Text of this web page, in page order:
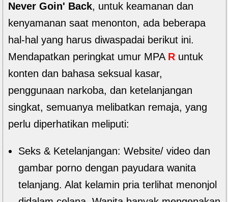
Never Goin' Back, untuk keamanan dan
kenyamanan saat menonton, ada beberapa
hal-hal yang harus diwaspadai berikut ini.
Mendapatkan peringkat umur MPA R untuk
konten dan bahasa seksual kasar,
penggunaan narkoba, dan ketelanjangan
singkat, semuanya melibatkan remaja, yang
perlu diperhatikan meliputi:
Seks & Ketelanjangan: Website/ video dan
gambar porno dengan payudara wanita
telanjang. Alat kelamin pria terlihat menonjol